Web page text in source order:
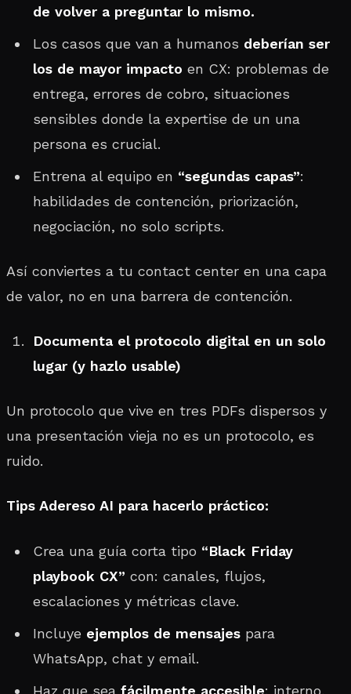
de volver a preguntar lo mismo.
Los casos que van a humanos deberían ser
los de mayor impacto en CX: problemas de
entrega, errores de cobro, situaciones
sensibles donde la expertise de un una
persona es crucial.
Entrena al equipo en “segundas capas”:
habilidades de contención, priorización,
negociación, no solo scripts.
Así conviertes a tu contact center en una capa
de valor, no en una barrera de contención.
Documenta el protocolo digital en un solo
lugar (y hazlo usable)
Un protocolo que vive en tres PDFs dispersos y
una presentación vieja no es un protocolo, es
ruido.
Tips Adereso AI para hacerlo práctico:
Crea una guía corta tipo “Black Friday
playbook CX” con: canales, flujos,
escalaciones y métricas clave.
Incluye ejemplos de mensajes para
WhatsApp, chat y email.
Haz que seafácilmente accesible: interno,